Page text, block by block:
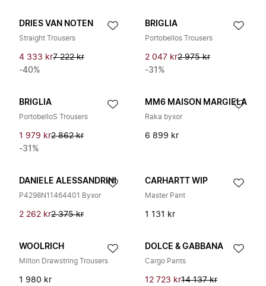
DRIES VAN NOTEN
Straight Trousers
4 333 kr7 222 kr
-40%
BRIGLIA
Portobellos Trousers
2 047 kr2 975 kr
-31%
BRIGLIA
PortobelloS Trousers
1 979 kr2 862 kr
-31%
MM6 MAISON MARGIELA
Raka byxor
6 899 kr
DANIELE ALESSANDRINI
P4298N11464401 Byxor
2 262 kr2 375 kr
CARHARTT WIP
Master Pant
1 131 kr
WOOLRICH
Milton Drawstring Trousers
1 980 kr
DOLCE & GABBANA
Cargo Pants
12 723 kr14 137 kr